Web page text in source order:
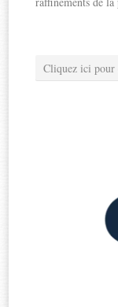
Cliquez ici pour